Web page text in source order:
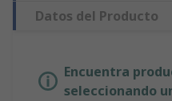
Datos del Producto
Encuentra
seleccionando